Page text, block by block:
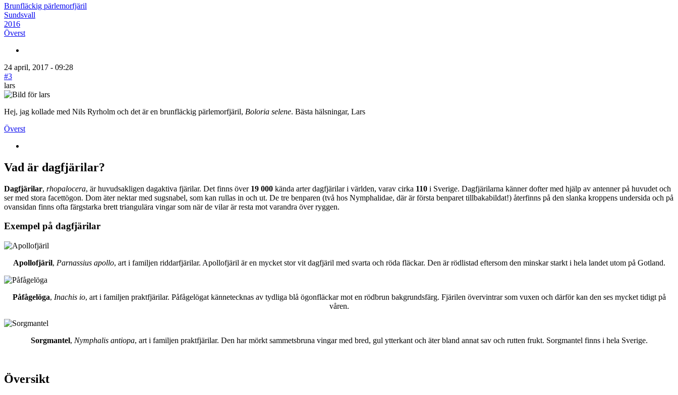
Brunfläckig pärlemorfjäril
Sundsvall
2016
Överst
24 april, 2017 - 09:28
#3
lars
Hej, jag kollade med Nils Ryrholm och det är en brunfläckig pärlemorfjäril, Boloria selene. Bästa hälsningar, Lars
Överst
Vad är dagfjärilar?
Dagfjärilar, rhopalocera, är huvudsakligen dagaktiva fjärilar. Det finns över 19 000 kända arter dagfjärilar i världen, varav cirka 110 i Sverige. Dagfjärilarna känner dofter med hjälp av antenner på huvudet och
ser med stora facettögon. Dom äter nektar med sugsnabel, som kan rullas in och ut. De tre benparen (två hos Nymphalidae, där är första benparet tillbakabildat!) återfinns på den slanka kroppens undersida och på
ovansidan finns ofta färgstarka brett triangulära vingar som när de vilar är resta mot varandra över ryggen.
Exempel på dagfjärilar
Apollofjäril, Parnassius apollo, art i familjen riddarfjärilar. Apollofjäril är en mycket stor vit dagfjäril med svarta och röda fläckar. Den är rödlistad eftersom den minskar starkt i hela landet utom på Gotland.
Påfågelöga, Inachis io, art i familjen praktfjärilar. Påfågelögat kännetecknas av tydliga blå ögonfläckar mot en rödbrun bakgrundsfärg. Fjärilen övervintrar som vuxen och därför kan den ses mycket tidigt på
våren.
Sorgmantel, Nymphalis antiopa, art i familjen praktfjärilar. Den har mörkt sammetsbruna vingar med bred, gul ytterkant och äter bland annat sav och rutten frukt. Sorgmantel finns i hela Sverige.
Översikt